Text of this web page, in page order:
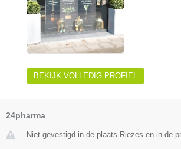
BEKIJK VOLLEDIG PROFIEL
24pharma
Niet gevestigd in de plaats Riezes en in de